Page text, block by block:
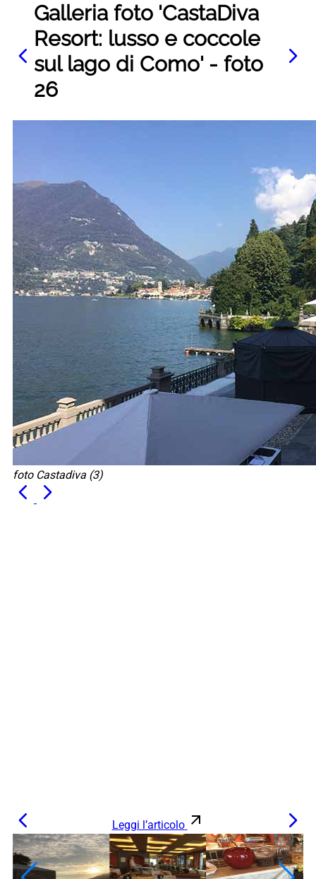
Galleria foto 'CastaDiva
Resort: lusso e coccole
sul lago di Como' - foto
26
foto Castadiva (3)
Leggi l’articolo